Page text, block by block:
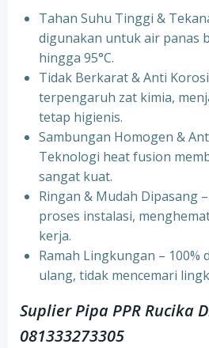
Tahan Suhu Tinggi &
digunakan untuk air panas
hingga 95°C.
⁠Tidak Berkarat & Anti
terpengaruh zat kimia,
tetap higienis.
⁠Sambungan Homogen &
Teknologi heat fusion
sangat kuat.
⁠Ringan & Mudah Dipasang
proses instalasi,
kerja.
⁠Ramah Lingkungan – 100%
ulang, tidak mencemari
Suplier Pipa PPR Rucika
081333273305